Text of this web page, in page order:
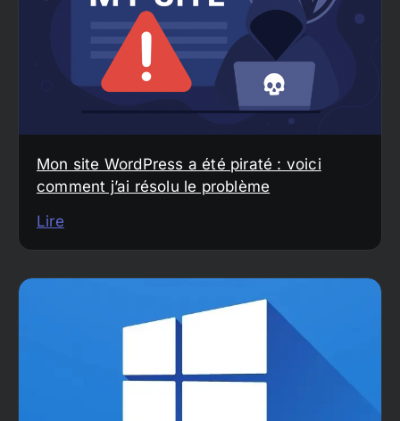
Mon site WordPress a été piraté : voici
comment j’ai résolu le problème
Lire